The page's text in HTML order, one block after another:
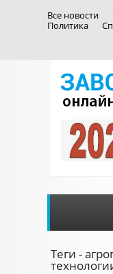
Все новости
Политика
Теги -